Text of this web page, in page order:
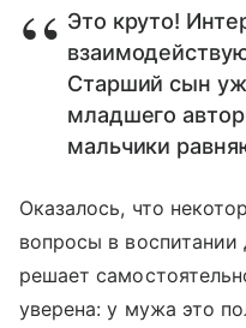
Это круто!
Старший сын
младшего
мальчики
Оказалось, что
вопросы в
решает
уверена: у мужа это